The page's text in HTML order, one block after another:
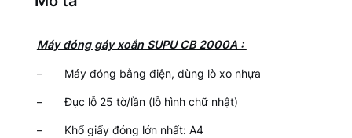
Máy đóng gáy xoắn SUPU CB 2000A :
– Máy đóng bằng điện, dùng lò xo nhựa
– Đục lỗ 25 tờ/lần (lỗ hình chữ nhật)
– Khổ giấy đóng lớn nhất: A4